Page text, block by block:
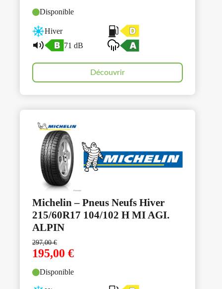
Disponible
Hiver
71 dB
Découvrir
Michelin – Pneus Neufs Hiver
215/60R17 104/102 H MI AGI.
ALPIN
297,00€
195,00 €
Disponible